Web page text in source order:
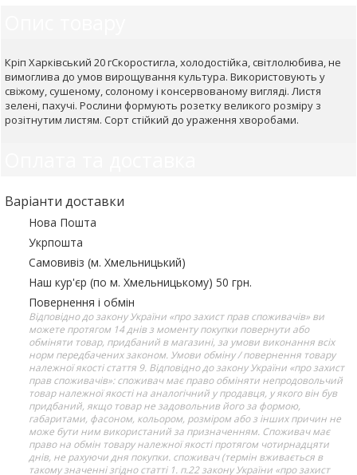
Кріп Харківський 20 гСкоростигла, холодостійка, світлолюбива, не
вимоглива до умов вирощування культура. Використовують у
свіжому, сушеному, солоному і консервованому вигляді. Листя
зелені, пахучі. Рослини формують розетку великого розміру з
розітнутим листям. Сорт стійкий до ураження хворобами.
Варіанти доставки
Нова Пошта
Укрпошта
Самовивіз (м. Хмельницький)
Наш кур'єр (по м. Хмельницькому) 50 грн.
Повернення і обмін
Відповідно до закону України «про захист прав споживачів» ви
можете протягом 14 днів з моменту покупки повернути або
обміняти товар, придбаний в магазині, за умови виконання всіх
норм передбачених законом. Умови обміну / повернення товару
належної якості стаття 9. Відповідно до закону України «про захист
прав споживачів»: споживач має право обміняти непродовольчий
товар належної якості на аналогічний у продавця, у якого він був
придбаний, якщо товар не задовольнив його за формою,
габаритами, фасоном, кольором, розміром або з інших причин не
може бути ним використаний за призначенням. Споживач має
право на обмін товару належної якості протягом чотирнадцяти
днів, не рахуючи дня покупки. споживач (термін вживається в
такому значенні згідно статті 1. п.22 закону України «про захист